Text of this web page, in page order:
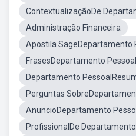
ContextualizaçãoDe
Administração Financeira
Apostila SageDepartamento
FrasesDepartamento Pessoal
Departamento
Perguntas
AnuncioDepartamento
ProfissionalDe Departamento